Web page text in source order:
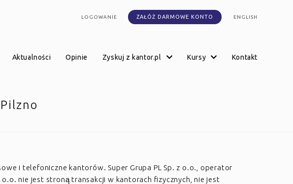
LOGOWANIE ZAŁÓŻ DARMOWE KONTO ENGLISH
aktualności opinie zyskuj z kantor.pl kursy kontakt
i telefoniczne kantorów. Super Grupa PL Sp. z o.o., operator
nie jest stroną transakcji w kantorach fizycznych, nie jest